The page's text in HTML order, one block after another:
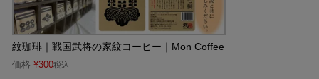
紋珈琲｜戦国武将の家紋コーヒー｜Mon Coffee
価格 ¥300税込